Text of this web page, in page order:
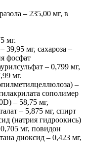
– 235,00 мг, в
мг.
39,95 мг, сахароза –
фосфат
– 0,799 мг,
мг.
–
сополимер
– 58,75 мг,
– 5,875 мг, спирт
(натрия гидроокись)
мг, повидон
диоксид – 0,423 мг,